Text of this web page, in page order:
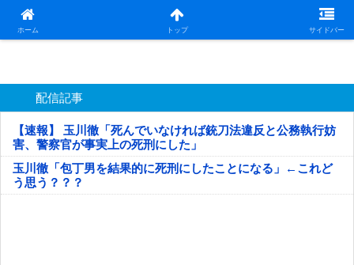
ホーム トップ サイドバー
日本第一！ニュース録
配信記事
【速報】 玉川徹「死んでいなければ銃刀法違反と公務執行妨
害、警察官が事実上の死刑にした」
玉川徹「包丁男を結果的に死刑にしたことになる」←これど
う思う？？？